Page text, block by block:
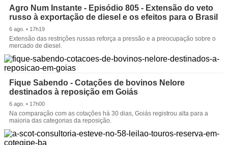
Agro Num Instante - Episódio 805 - Extensão do veto
russo à exportação de diesel e os efeitos para o Brasil
6 ago. • 17h19
Extensão das restrições russas reforça a pressão e a preocupação sobre o
mercado de diesel.
Fique Sabendo - Cotações de bovinos Nelore
destinados à reposição em Goiás
6 ago. • 17h00
Na comparação com as cotações há 30 dias, Goiás registrou alta para a
maioria das categorias da reposição.